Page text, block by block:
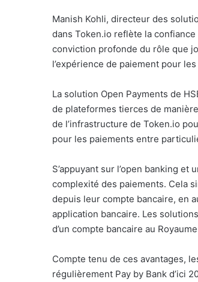
Manish Kohli, directeur des
dans Token.io reflète la
conviction profonde du rôle que
l’expérience de paiement pour
La solution Open Payments de
de plateformes tierces de
de l’infrastructure de Token.io
pour les paiements entre
S’appuyant sur l’open banking
complexité des paiements. Cela
depuis leur compte bancaire, en
application bancaire. Les
d’un compte bancaire au
Compte tenu de ces avantages,
régulièrement Pay by Bank d’ici